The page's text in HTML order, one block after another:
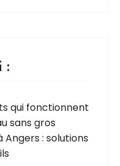
:
qui fonctionnent
sans gros
Angers : solutions